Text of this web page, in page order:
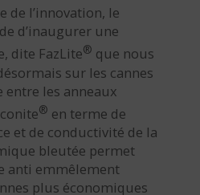
de l’innovation, le
d’inaugurer une
dite FazLite® que nous
sur les cannes
entre les anneaux
® en terme de
et de conductivité de la
bleutée permet
anti emmêlement
plus économiques